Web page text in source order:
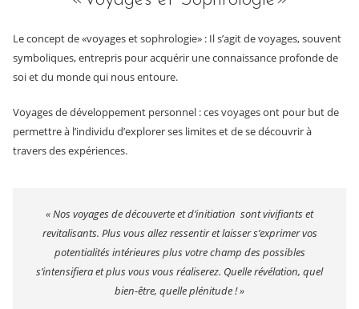
Le concept de «voyages et sophrologie» : Il s’agit de voyages, souvent
symboliques, entrepris pour acquérir une connaissance profonde de
soi et du monde qui nous entoure.
Voyages de développement personnel : ces voyages ont pour but de
permettre à l’individu d’explorer ses limites et de se découvrir à
travers des expériences.
« Nos voyages de découverte et d’initiation sont vivifiants et
revitalisants. Plus vous allez ressentir et laisser s’exprimer vos
potentialités intérieures plus votre champ des possibles
s’intensifiera et plus vous vous réaliserez. Quelle révélation, quel
bien-être, quelle plénitude ! »